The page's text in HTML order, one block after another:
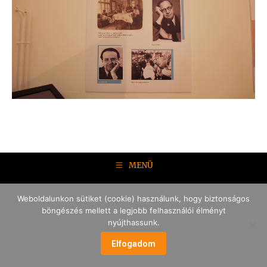
MENÜ
Weboldalunkon sütiket (cookie) használunk, hogy biztonságos
böngészés mellett a legjobb felhasználói élményt
nyújthassunk.
Elfogadom